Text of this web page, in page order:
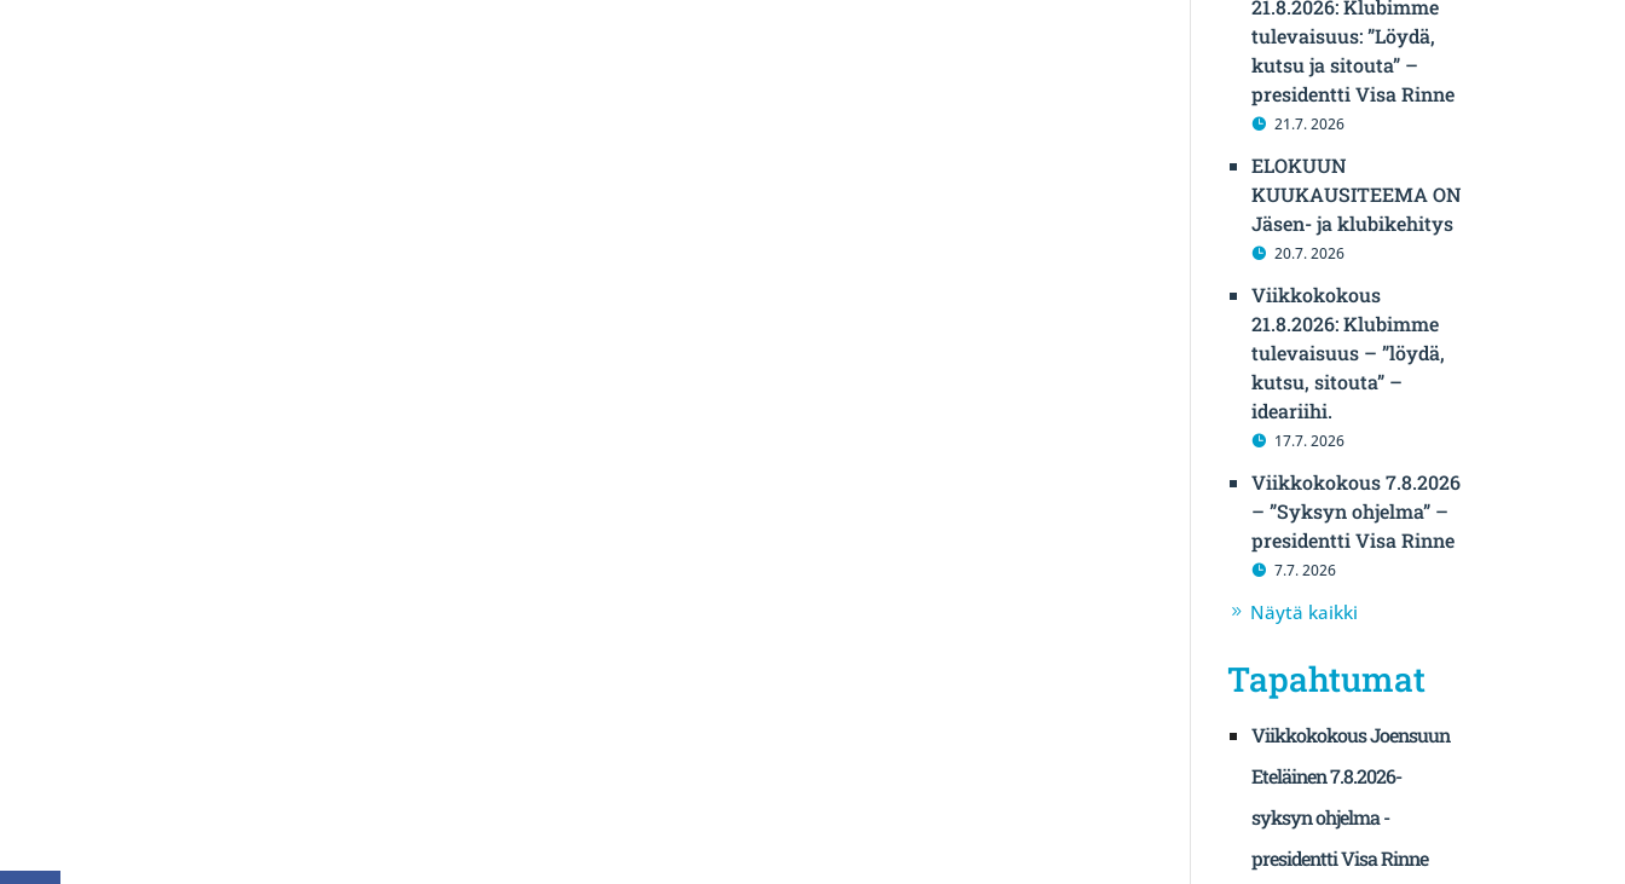
21.8.2026: Klubimme
tulevaisuus: ”Löydä,
kutsu ja sitouta” –
presidentti Visa Rinne
21.7. 2026
ELOKUUN
KUUKAUSITEEMA ON
Jäsen- ja klubikehitys
20.7. 2026
Viikkokokous
21.8.2026: Klubimme
tulevaisuus – ”löydä,
kutsu, sitouta” –
ideariihi.
17.7. 2026
Viikkokokous 7.8.2026
– ”Syksyn ohjelma” –
presidentti Visa Rinne
7.7. 2026
Näytä kaikki
Tapahtumat
Viikkokokous Joensuun
Eteläinen 7.8.2026-
syksyn ohjelma -
presidentti Visa Rinne